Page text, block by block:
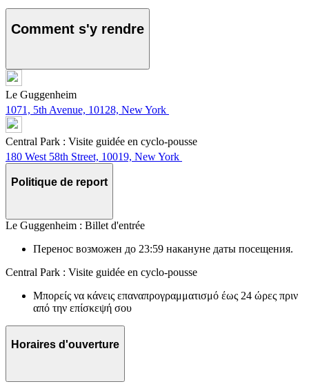
Comment s'y rendre
Le Guggenheim
1071, 5th Avenue, 10128, New York
Central Park : Visite guidée en cyclo-pousse
180 West 58th Street, 10019, New York
Politique de report
Le Guggenheim : Billet d'entrée
Перенос возможен до 23:59 накануне даты посещения.
Central Park : Visite guidée en cyclo-pousse
Μπορείς να κάνεις επαναπρογραμματισμό έως 24 ώρες πριν
από την επίσκεψή σου
Horaires d'ouverture